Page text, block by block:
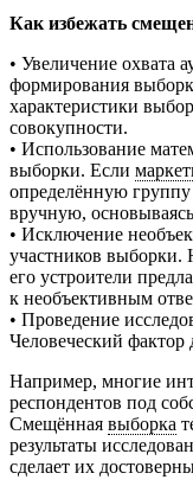
Как избежать
• Увеличение охвата
формирования
характеристики
совокупности.
• Использование
выборки. Если
определённую
вручную,
• Исключение
участников выборки.
его устроители
к необъективным
• Проведение
Человеческий фактор
Например, многие
респондентов под
Смещённая выборка
результаты
сделает их